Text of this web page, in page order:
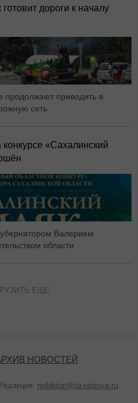
дороги к началу
продолжают приводить в
сеть
конкурсе «Сахалинский
Валерием
области
ЕЩЕ
НОВОСТЕЙ
redaktor@tia-ostrova.ru